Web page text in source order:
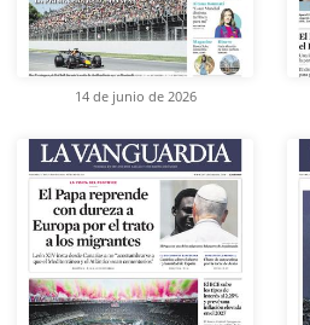
14 de junio de 2026